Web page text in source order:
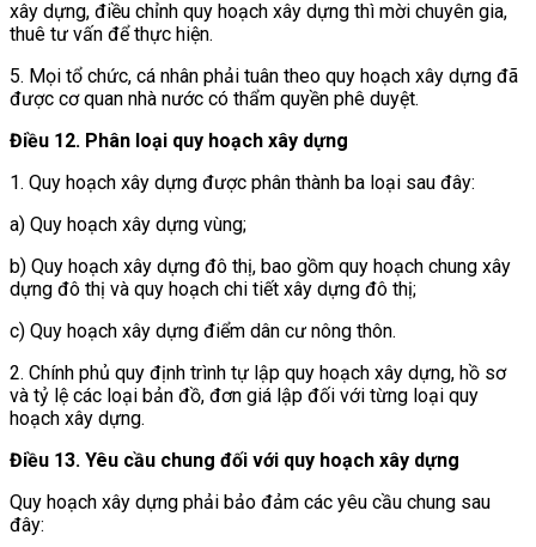
xây dựng, điều chỉnh quy hoạch xây dựng thì mời chuyên gia,
thuê tư vấn để thực hiện.
5. Mọi tổ chức, cá nhân phải tuân theo quy hoạch xây dựng đã
được cơ quan nhà nước có thẩm quyền phê duyệt.
Điều 12. Phân loại quy hoạch xây dựng
1. Quy hoạch xây dựng được phân thành ba loại sau đây:
a) Quy hoạch xây dựng vùng;
b) Quy hoạch xây dựng đô thị, bao gồm quy hoạch chung xây
dựng đô thị và quy hoạch chi tiết xây dựng đô thị;
c) Quy hoạch xây dựng điểm dân cư nông thôn.
2. Chính phủ quy định trình tự lập quy hoạch xây dựng, hồ sơ
và tỷ lệ các loại bản đồ, đơn giá lập đối với từng loại quy
hoạch xây dựng.
Điều 13. Yêu cầu chung đối với quy hoạch xây dựng
Quy hoạch xây dựng phải bảo đảm các yêu cầu chung sau
đây: